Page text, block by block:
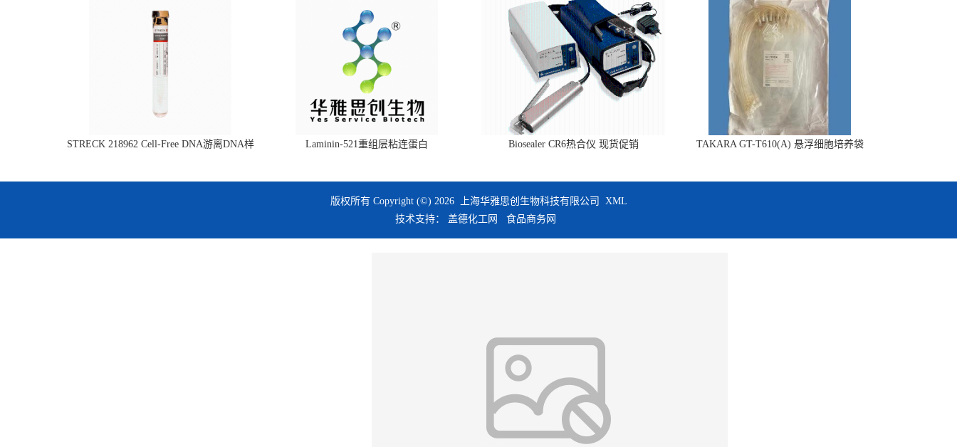
STRECK 218962 Cell-Free DNA游离DNA样
Laminin-521重组层粘连蛋白 Biosealer CR6热合仪 现货促销 TAKARA GT-T610(A) 悬浮细胞培养袋
版权所有 Copyright (©) 2026 上海华雅思创生物科技有限公司
XML
技术支持： 盖德化工网 食品商务网